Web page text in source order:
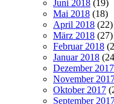
Juni 2018 (19)
Mai 2018 (18)
April 2018 (22)
März 2018 (27)
Februar 2018
Januar 2018
Dezember 2017
November
Oktober 2017
September